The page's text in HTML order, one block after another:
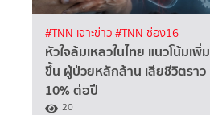
#TNN เจาะข่าว#TNN ช่อง16
หัวใจล้มเหลวในไทย แนวโน้มเพิ่ม
ขึ้น ผู้ป่วยหลักล้าน เสียชีวิตราว
10% ต่อปี
20